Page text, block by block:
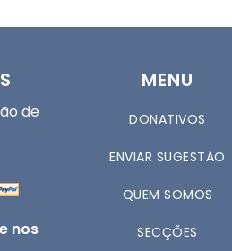
de
nos
MENU
DONATIVOS
ENVIAR SUGESTÃO
QUEM SOMOS
SECÇÕES